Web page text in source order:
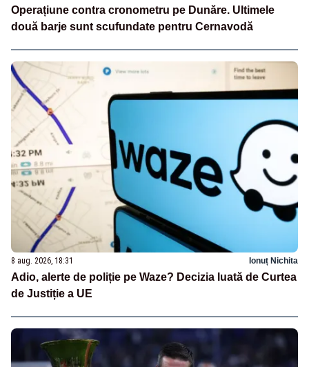
Operațiune contra cronometru pe Dunăre. Ultimele
două barje sunt scufundate pentru Cernavodă
8 aug. 2026, 18:31 Ionuț Nichita
Adio, alerte de poliție pe Waze? Decizia luată de Curtea
de Justiție a UE